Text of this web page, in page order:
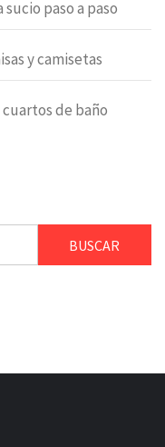
paso a paso
y camisetas
de baño